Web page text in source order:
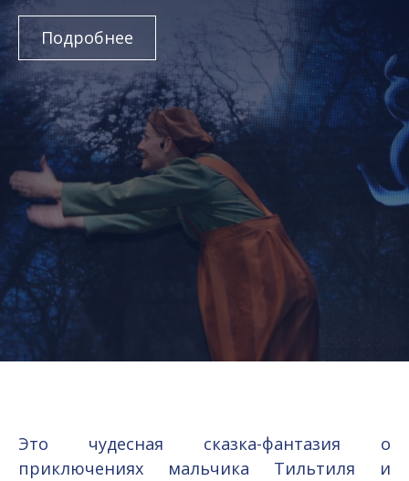
Подробнее
Это чудесная сказка-фантазия о
приключениях мальчика Тильтиля и